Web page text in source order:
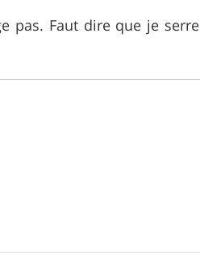
pas. Faut dire que je